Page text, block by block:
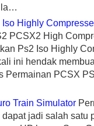
Highly
PCSX2 High
Ps2 Iso Highly
ini hendak
Permainan PCSX
Train Simulator
jadi salah satu